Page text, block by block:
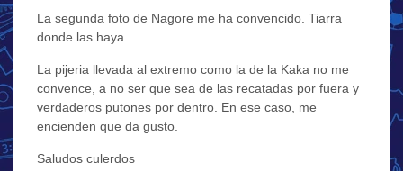
La segunda foto de Nagore me ha convencido. Tiarra
donde las haya.
La pijeria llevada al extremo como la de la Kaka no me
convence, a no ser que sea de las recatadas por fuera y
verdaderos putones por dentro. En ese caso, me
encienden que da gusto.
Saludos culerdos